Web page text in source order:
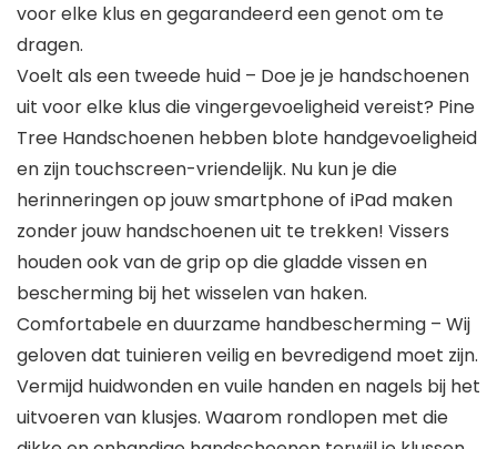
voor elke klus en gegarandeerd een genot om te
dragen.
Voelt als een tweede huid – Doe je je handschoenen
uit voor elke klus die vingergevoeligheid vereist? Pine
Tree Handschoenen hebben blote handgevoeligheid
en zijn touchscreen-vriendelijk. Nu kun je die
herinneringen op jouw smartphone of iPad maken
zonder jouw handschoenen uit te trekken! Vissers
houden ook van de grip op die gladde vissen en
bescherming bij het wisselen van haken.
Comfortabele en duurzame handbescherming – Wij
geloven dat tuinieren veilig en bevredigend moet zijn.
Vermijd huidwonden en vuile handen en nagels bij het
uitvoeren van klusjes. Waarom rondlopen met die